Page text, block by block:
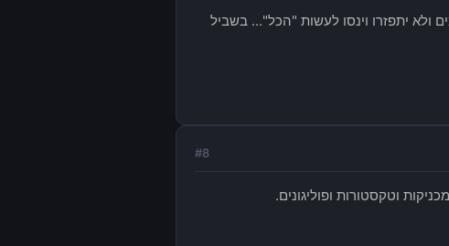
יתפזרו וינסו לעשות "הכל"... בשביל
#8